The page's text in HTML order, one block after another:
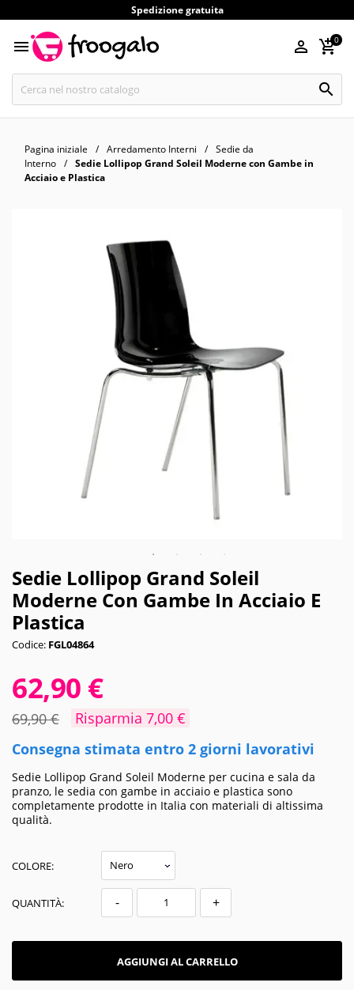
Spedizione gratuita
  0

Pagina iniziale Arredamento Interni
Sedie da
Interno
Sedie Lollipop Grand Soleil Moderne con Gambe in
Acciaio e Plastica
Sedie Lollipop Grand Soleil
Moderne Con Gambe In Acciaio E
Plastica
Codice: FGL04864
62,90 €
69,90 €
Risparmia 7,00 €
Consegna stimata entro 2 giorni lavorativi
Sedie Lollipop Grand Soleil Moderne per cucina e sala da
pranzo, le sedia con gambe in acciaio e plastica sono
completamente prodotte in Italia con materiali di altissima
qualità.
COLORE:
QUANTITÀ: - +
AGGIUNGI AL CARRELLO